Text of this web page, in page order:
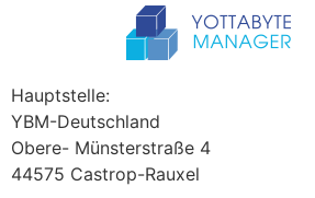
Hauptstelle:
YBM-Deutschland
Obere- Münsterstraße 4
44575 Castrop-Rauxel